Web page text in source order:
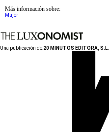
Más información sobre:
Mujer
Una publicación de:20 MINUTOS EDITORA, S.L.